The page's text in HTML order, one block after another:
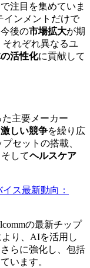
注目を集めていま
インメントだけで
後の市場拡大が期
れぞれ異なるユ
活性化に貢献して
た主要メーカー
激しい競争を繰り広
セットの搭載、
してヘルスケア
ス最新動向：
の最新チップ
より、AIを活用し
らに強化し、包括
います。